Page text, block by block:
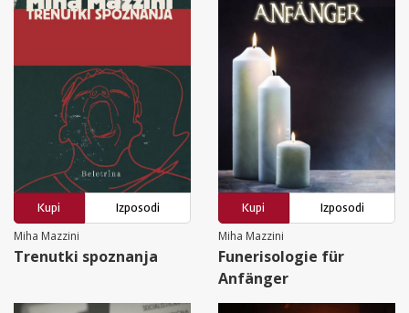
Kupi
Izposodi
Miha Mazzini
Trenutki spoznanja
Kupi
Izposodi
Miha Mazzini
Funerisologie für
Anfänger